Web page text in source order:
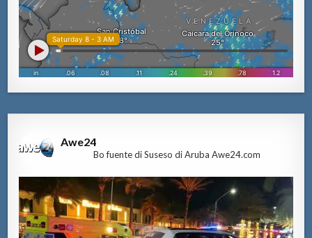
Awe24
Bo fuente di Suseso di Aruba Awe24.com